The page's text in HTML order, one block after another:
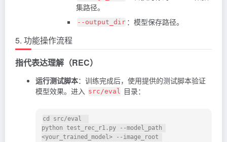
集路径。
--output_dir ：模型保存路径。
5. 功能操作流程
指代表达理解（REC）
运行测试脚本：训练完成后，使用提供的测试脚本验证
模型效果。进入 src/eval 目录：
cd src/eval
python test_rec_r1.py --model_path
<your_trained_model> --image_root